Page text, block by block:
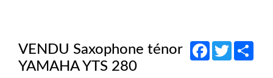
Facebook
Twitter
VENDU Saxophone ténor
YAMAHA YTS 280